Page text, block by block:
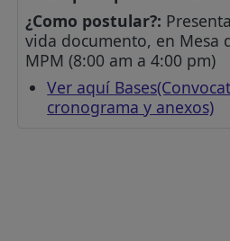
¿Como postular?:
vida documento, en Mesa
MPM (8:00 am a 4:00 pm)
Ver aquí
cronograma y anexos)